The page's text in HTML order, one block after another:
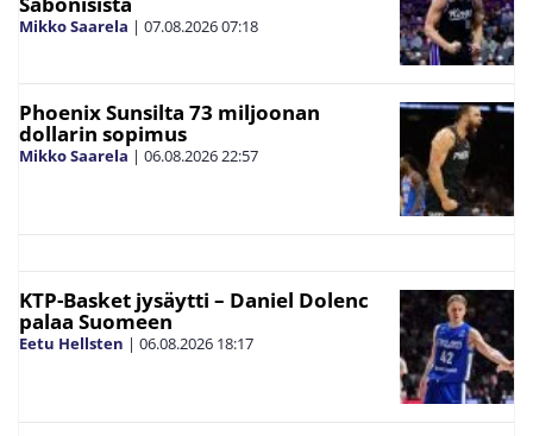
Mikko Saarela | 07.08.202607:18
Phoenix Sunsilta 73 miljoonan
dollarin sopimus
Mikko Saarela | 06.08.202622:57
KTP-Basket jysäytti – Daniel Dolenc
palaa Suomeen
Eetu Hellsten | 06.08.2026 18:17